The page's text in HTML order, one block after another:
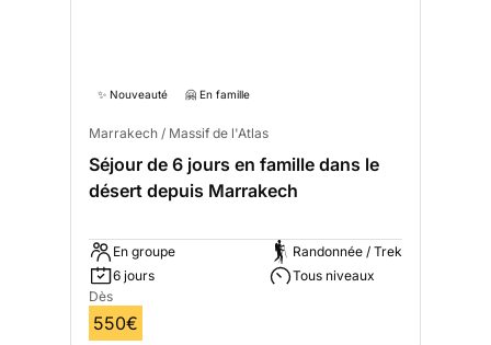
✨ Nouveauté 🤗 En famille
Marrakech / Massif de l'Atlas
Séjour de 6 jours en famille dans le
désert depuis Marrakech
En groupe
6 jours
Randonnée / Trek
Tous niveaux
Dès
550€